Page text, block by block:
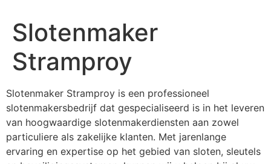
Slotenmaker
Stramproy
Slotenmaker Stramproy is een professioneel
slotenmakersbedrijf dat gespecialiseerd is in het leveren
van hoogwaardige slotenmakerdiensten aan zowel
particuliere als zakelijke klanten. Met jarenlange
ervaring en expertise op het gebied van sloten, sleutels